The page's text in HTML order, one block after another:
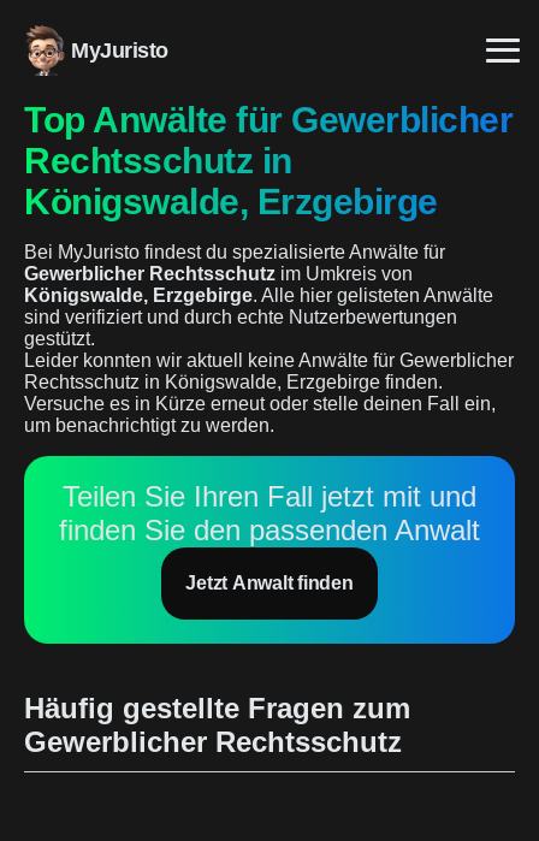
MyJuristo
Top Anwälte für Gewerblicher
Rechtsschutz in
Königswalde, Erzgebirge
Bei MyJuristo findest du spezialisierte Anwälte für
Gewerblicher Rechtsschutz im Umkreis von
Königswalde, Erzgebirge. Alle hier gelisteten Anwälte
sind verifiziert und durch echte Nutzerbewertungen
gestützt.
Leider konnten wir aktuell keine Anwälte für Gewerblicher
Rechtsschutz in Königswalde, Erzgebirge finden.
Versuche es in Kürze erneut oder stelle deinen Fall ein,
um benachrichtigt zu werden.
Teilen Sie Ihren Fall jetzt mit und
finden Sie den passenden Anwalt
Jetzt Anwalt finden
Häufig gestellte Fragen zum
Gewerblicher Rechtsschutz